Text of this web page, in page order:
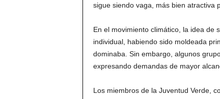
sigue siendo vaga, más bien atractiva
En el movimiento climático, la idea de
individual, habiendo sido moldeada
dominaba. Sin embargo, algunos
expresando demandas de mayor
Los miembros de la Juventud Verde,